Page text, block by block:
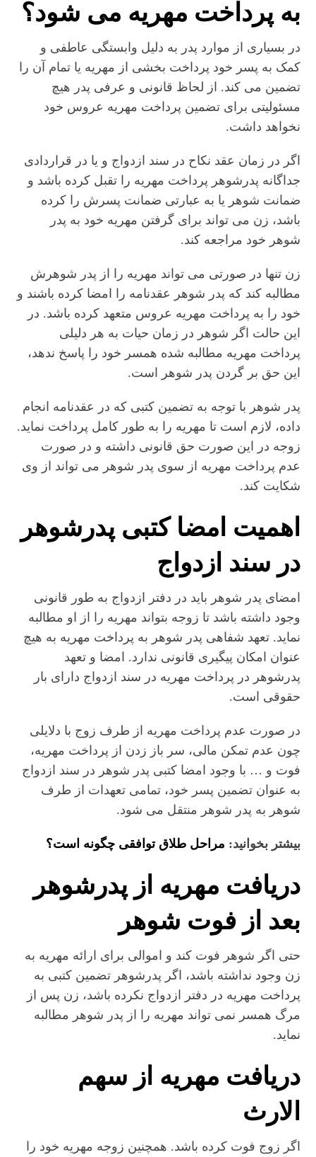
به پرداخت مهریه می شود؟
در بسیاری از موارد پدر به دلیل وابستگی عاطفی و
کمک به پسر خود پرداخت بخشی از مهریه یا تمام آن را
تضمین می کند. از لحاظ قانونی و عرفی پدر هیچ
مسئولیتی برای تضمین پرداخت مهریه عروس خود
نخواهد داشت.
اگر در زمان عقد نکاح در سند ازدواج و یا در قراردادی
جداگانه پدرشوهر پرداخت مهریه را تقبل کرده باشد و
ضمانت شوهر یا به عبارتی ضمانت پسرش را کرده
باشد، زن می تواند برای گرفتن مهریه خود به پدر
شوهر خود مراجعه کند.
زن تنها در صورتی می تواند مهریه را از پدر شوهرش
مطالبه کند که پدر شوهر عقدنامه را امضا کرده باشند و
خود را به پرداخت مهریه عروس متعهد کرده باشد. در
این حالت اگر شوهر در زمان حیات به هر دلیلی
پرداخت مهریه مطالبه شده همسر خود را پاسخ ندهد،
این حق بر گردن پدر شوهر است.
پدر شوهر با توجه به تضمین کتبی که در عقدنامه انجام
داده، لازم است تا مهریه را به طور کامل پرداخت نماید.
زوجه در این صورت حق قانونی داشته و در صورت
عدم پرداخت مهریه از سوی پدر شوهر می تواند از وی
شکایت کند.
اهمیت امضا کتبی پدرشوهر
در سند ازدواج
امضای پدر شوهر باید در دفتر ازدواج به طور قانونی
وجود داشته باشد تا زوجه بتواند مهریه را از او مطالبه
نماید. تعهد شفاهی پدر شوهر به پرداخت مهریه به هیچ
عنوان امکان پیگیری قانونی ندارد. امضا و تعهد
پدرشوهر در پرداخت مهریه در سند ازدواج دارای بار
حقوقی است.
در صورت عدم پرداخت مهریه از طرف زوج با دلایلی
چون عدم تمکن مالی، سر باز زدن از پرداخت مهریه،
فوت و … با وجود امضا کتبی پدر شوهر در سند ازدواج
به عنوان تضمین پسر خود، تمامی تعهدات از طرف
شوهر به پدر شوهر منتقل می شود.
بیشتر بخوانید: مراحل طلاق توافقی چگونه است؟
دریافت مهریه از پدرشوهر
بعد از فوت شوهر
حتی اگر شوهر فوت کند و اموالی برای ارائه مهریه به
زن وجود نداشته باشد، اگر پدرشوهر تضمین کتبی به
پرداخت مهریه در دفتر ازدواج نکرده باشد، زن پس از
مرگ همسر نمی تواند مهریه را از پدر شوهر مطالبه
نماید.
دریافت مهریه از سهم
الارث
اگر زوج فوت کرده باشد. همچنین زوجه مهریه خود را